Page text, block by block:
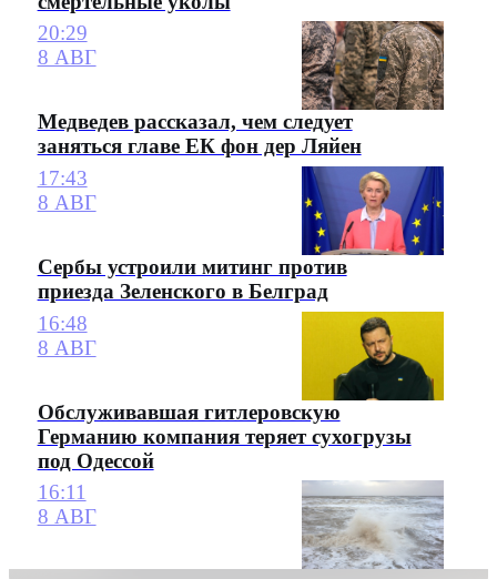
20:29
8 АВГ
Медведев рассказал, чем следует
заняться главе ЕК фон дер Ляйен
17:43
8 АВГ
Сербы устроили митинг против
приезда Зеленского в Белград
16:48
8 АВГ
Обслуживавшая гитлеровскую
Германию компания теряет сухогрузы
под Одессой
16:11
8 АВГ